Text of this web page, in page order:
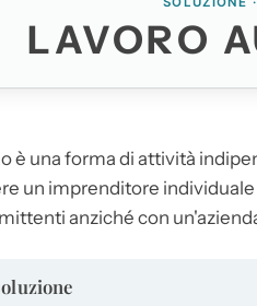
LAVORO
è una forma di attività
un imprenditore
anziché con